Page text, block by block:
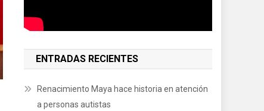
ENTRADAS RECIENTES
Renacimiento Maya hace historia en atención
a personas autistas